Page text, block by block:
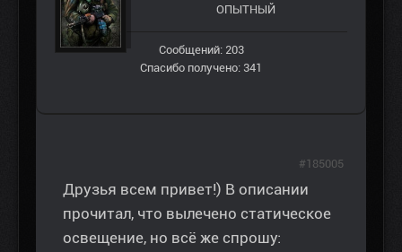
ОПЫТНЫЙ
Сообщений: 203
Спасибо получено: 341
Друзья всем привет!) В описании
прочитал, что вылечено статическое
освещение, но всё же спрошу:
#185005